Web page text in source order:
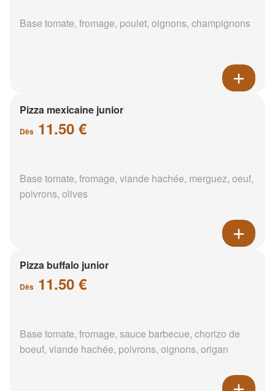
Base tomate, fromage, poulet, oignons, champignons
Pizza mexicaine junior
Dès 11.50 €
Base tomate, fromage, viande hachée, merguez, oeuf,
poivrons, olives
Pizza buffalo junior
Dès 11.50 €
Base tomate, fromage, sauce barbecue, chorizo de
boeuf, viande hachée, poivrons, oignons, origan